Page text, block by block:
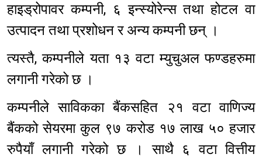
हाइड्रोपावर कम्पनी, ६ इन्स्योरेन्स तथा होटल वा
उत्पादन तथा प्रशोधन र अन्य कम्पनी छन् ।
त्यस्तै, कम्पनीले यता १३ वटा म्युचुअल फण्डहरुमा
लगानी गरेको छ ।
कम्पनीले साविकका बैंकसहित २१ वटा वाणिज्य
बैंकको सेयरमा कुल ९७ करोड १७ लाख ५० हजार
रुपैयाँ लगानी गरेको छ । साथै ६ वटा वित्तीय